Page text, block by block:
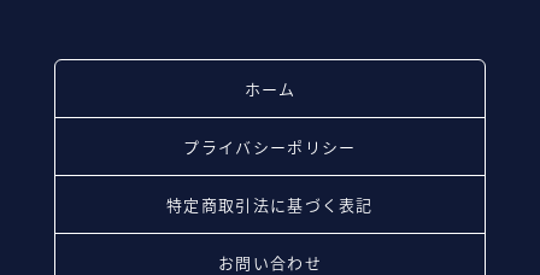
ホーム
プライバシーポリシー
特定商取引法に基づく表記
お問い合わせ